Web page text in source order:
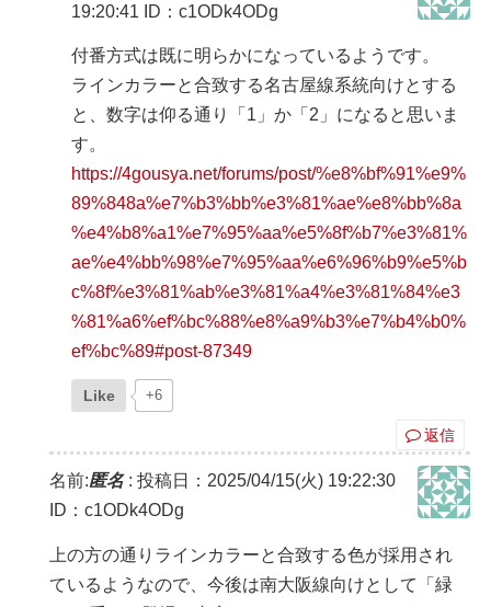
19:20:41
ID：c1ODk4ODg
付番方式は既に明らかになっているようです。
ラインカラーと合致する名古屋線系統向けとする
と、数字は仰る通り「1」か「2」になると思いま
す。
https://4gousya.net/forums/post/%e8%bf%91%e9%
89%848a%e7%b3%bb%e3%81%ae%e8%bb%8a
%e4%b8%a1%e7%95%aa%e5%8f%b7%e3%81%
ae%e4%bb%98%e7%95%aa%e6%96%b9%e5%b
c%8f%e3%81%ab%e3%81%a4%e3%81%84%e3
%81%a6%ef%bc%88%e8%a9%b3%e7%b4%b0%
ef%bc%89#post-87349
Like +6
返信
名前:匿名: 投稿日：2025/04/15(火) 19:22:30
ID：c1ODk4ODg
上の方の通りラインカラーと合致する色が採用され
ているようなので、今後は南大阪線向けとして「緑